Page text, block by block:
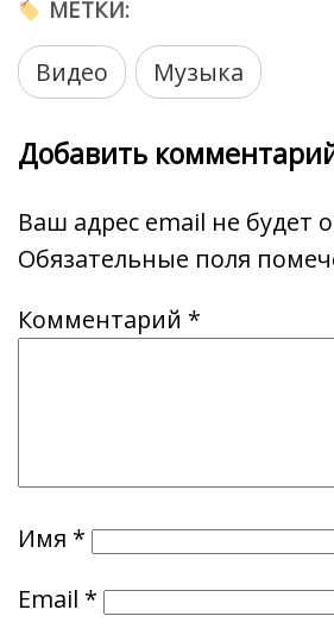
МЕТКИ:
Видео Музыка
Добавить
Ваш адрес email не будет
Обязательные поля
Комментарий *
Имя *
Email *